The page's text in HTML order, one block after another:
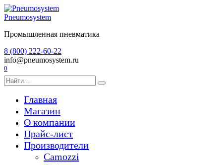
Перейти
к
Pneumosystem
Промышленная пневматика
8 (800) 222-60-22
info@pneumosystem.ru
0
Search
for:
Главная
Магазин
О компании
Прайс-лист
Производители
Camozzi